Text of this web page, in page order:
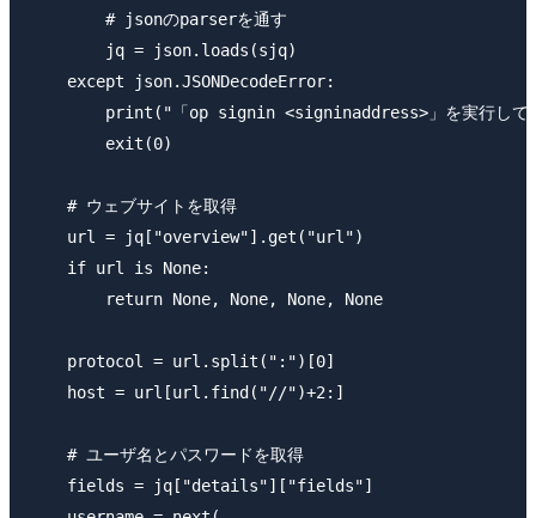
        # jsonのparserを通す
        jq = json.loads(sjq)
    except json.JSONDecodeError:
print("「op signin <signinaddress>」を実行して
        exit(0)
    # ウェブサイトを取得
    url = jq["overview"].get("url")
    if url is None:
        return None, None, None, None
    protocol = url.split(":")[0]
    host = url[url.find("//")+2:]
    # ユーザ名とパスワードを取得
    fields = jq["details"]["fields"]